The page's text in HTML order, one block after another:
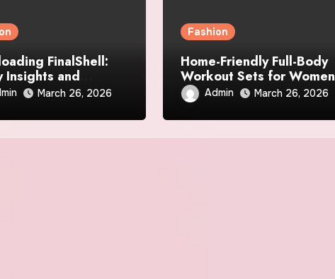
FinalShell:
Insights and
Guidance
March 26, 2026
Fashion
Home-Friendly Full-Body
Workout Sets for Women
Admin March 26, 2026